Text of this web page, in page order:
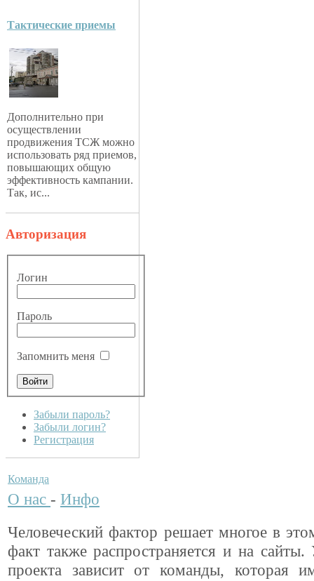
Тактические приемы
Дополнительно при
осуществлении
продвижения ТСЖ можно
использовать ряд приемов,
повышающих общую
эффективность кампании.
Так, ис...
Авторизация
Логин
Пароль
Запомнить меня
Забыли пароль?
Забыли логин?
Регистрация
Команда
О нас - Инфо
Человеческий фактор решает многое в
факт также распространяется и на сайты.
проекта зависит от команды, которая